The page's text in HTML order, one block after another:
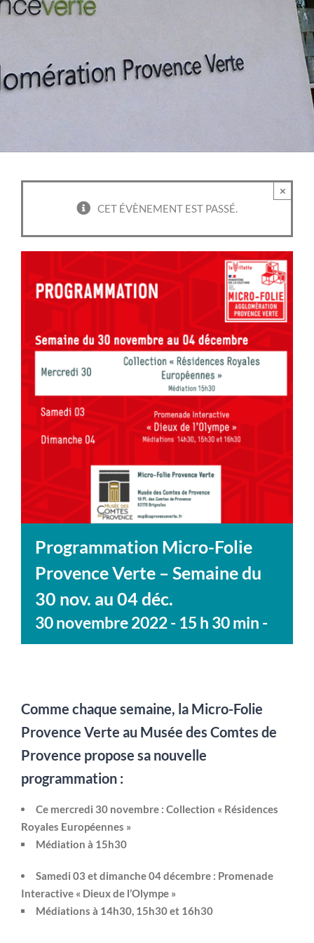
CET ÉVÈNEMENT EST PASSÉ.
×
Programmation Micro-Folie
Provence Verte – Semaine du
30 nov. au 04 déc.
30 novembre 2022 - 15 h 30 min -
Comme chaque semaine, la Micro-Folie
Provence Verte au Musée des Comtes de
Provence propose sa nouvelle
programmation :
Ce mercredi 30 novembre : Collection « Résidences
Royales Européennes »
Médiation à 15h30
Samedi 03 et dimanche 04 décembre : Promenade
Interactive « Dieux de l’Olympe »
Médiations à 14h30, 15h30 et 16h30